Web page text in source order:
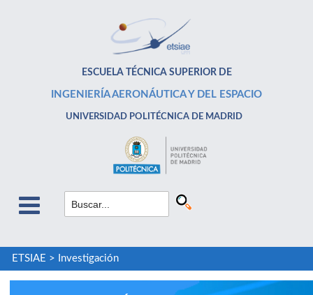
ESCUELA TÉCNICA SUPERIOR DE
INGENIERÍA AERONÁUTICA Y DEL ESPACIO
UNIVERSIDAD POLITÉCNICA DE MADRID
ETSIAE > Investigación